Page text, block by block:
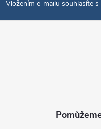
p
Vložením e-mailu souhlasíte s